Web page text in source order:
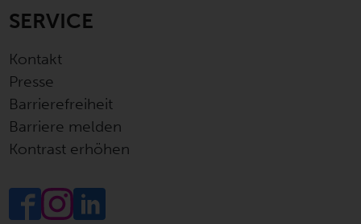
SERVICE
Kontakt
Presse
Barrierefreiheit
Barriere melden
Kontrast erhöhen